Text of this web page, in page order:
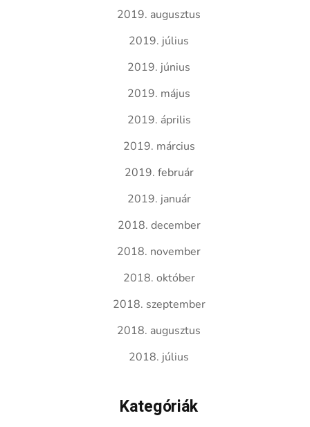
2019. augusztus
2019. július
2019. június
2019. május
2019. április
2019. március
2019. február
2019. január
2018. december
2018. november
2018. október
2018. szeptember
2018. augusztus
2018. július
Kategóriák